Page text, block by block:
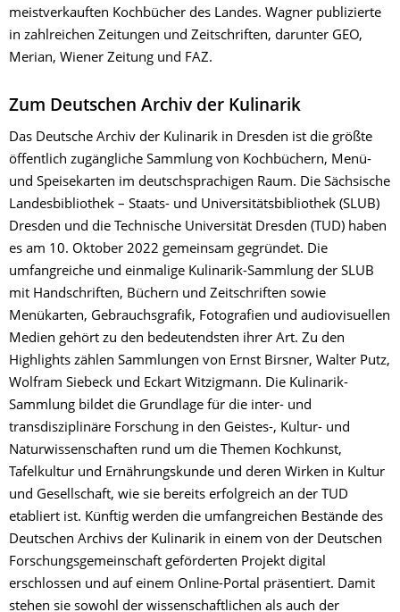
meistverkauften Kochbücher des Landes. Wagner publizierte
in zahlreichen Zeitungen und Zeitschriften, darunter GEO,
Merian, Wiener Zeitung und FAZ.
Zum Deutschen Archiv der Kulinarik
Das Deutsche Archiv der Kulinarik in Dresden ist die größte
öffentlich zugängliche Sammlung von Kochbüchern, Menü-
und Speisekarten im deutschsprachigen Raum. Die Sächsische
Landesbibliothek – Staats- und Universitätsbibliothek (SLUB)
Dresden und die Technische Universität Dresden (TUD) haben
es am 10. Oktober 2022 gemeinsam gegründet. Die
umfangreiche und einmalige Kulinarik-Sammlung der SLUB
mit Handschriften, Büchern und Zeitschriften sowie
Menükarten, Gebrauchsgrafik, Fotografien und audiovisuellen
Medien gehört zu den bedeutendsten ihrer Art. Zu den
Highlights zählen Sammlungen von Ernst Birsner, Walter Putz,
Wolfram Siebeck und Eckart Witzigmann. Die Kulinarik-
Sammlung bildet die Grundlage für die inter- und
transdisziplinäre Forschung in den Geistes-, Kultur- und
Naturwissenschaften rund um die Themen Kochkunst,
Tafelkultur und Ernährungskunde und deren Wirken in Kultur
und Gesellschaft, wie sie bereits erfolgreich an der TUD
etabliert ist. Künftig werden die umfangreichen Bestände des
Deutschen Archivs der Kulinarik in einem von der Deutschen
Forschungsgemeinschaft geförderten Projekt digital
erschlossen und auf einem Online-Portal präsentiert. Damit
stehen sie sowohl der wissenschaftlichen als auch der